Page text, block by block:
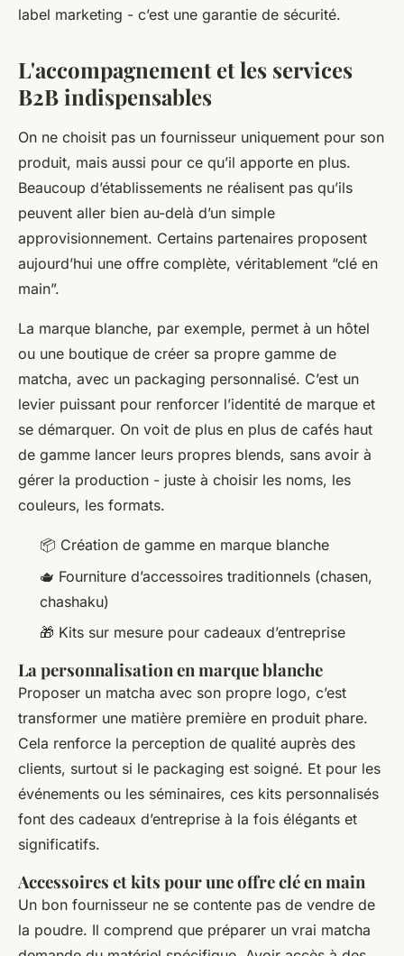
label marketing - c’est une garantie de sécurité.
L'accompagnement et les services
B2B indispensables
On ne choisit pas un fournisseur uniquement pour son
produit, mais aussi pour ce qu’il apporte en plus.
Beaucoup d’établissements ne réalisent pas qu’ils
peuvent aller bien au-delà d’un simple
approvisionnement. Certains partenaires proposent
aujourd’hui une offre complète, véritablement “clé en
main”.
La marque blanche, par exemple, permet à un hôtel
ou une boutique de créer sa propre gamme de
matcha, avec un packaging personnalisé. C’est un
levier puissant pour renforcer l’identité de marque et
se démarquer. On voit de plus en plus de cafés haut
de gamme lancer leurs propres blends, sans avoir à
gérer la production - juste à choisir les noms, les
couleurs, les formats.
📦 Création de gamme en marque blanche
🫖 Fourniture d’accessoires traditionnels (chasen,
chashaku)
🎁 Kits sur mesure pour cadeaux d’entreprise
La personnalisation en marque blanche
Proposer un matcha avec son propre logo, c’est
transformer une matière première en produit phare.
Cela renforce la perception de qualité auprès des
clients, surtout si le packaging est soigné. Et pour les
événements ou les séminaires, ces kits personnalisés
font des cadeaux d’entreprise à la fois élégants et
significatifs.
Accessoires et kits pour une offre clé en main
Un bon fournisseur ne se contente pas de vendre de
la poudre. Il comprend que préparer un vrai matcha